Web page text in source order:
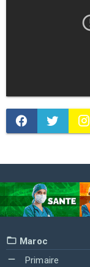
Maroc
Primaire